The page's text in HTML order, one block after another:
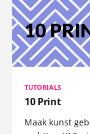
TUTORIALS
10 Print
Maak kunst